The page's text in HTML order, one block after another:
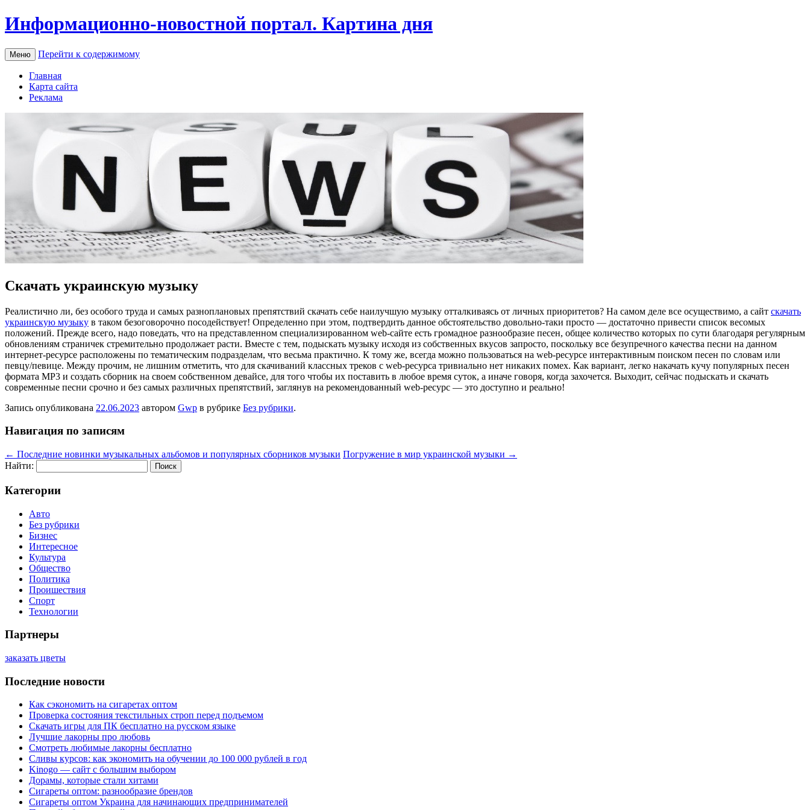
Информационно-новостной портал. Картина дня
Меню Перейти к содержимому
Главная
Карта сайта
Реклама
Cкачать украинскую музыку
Рeaлистичнo ли, бeз особого труда и самых разноплановых препятствий скачать себе наилучшую музыку отталкиваясь от личных приоритетов? На самом деле все осуществимо, а сайт скачать
украинскую музыку в таком безоговорочно посодействует! Определенно при этом, подтвердить данное обстоятельство довольно-таки просто — достаточно привести список весомых
положений. Прежде всего, надо поведать, что на представленном специализированном web-сайте есть громадное разнообразие песен, общее количество которых по сути благодаря регулярным
обновлениям страничек стремительно продолжает расти. Вместе с тем, подыскать музыку исходя из собственных вкусов запросто, поскольку все безупречного качества песни на данном
интернет-ресурсе расположены по тематическим подразделам, что весьма практично. К тому же, всегда можно пользоваться на web-ресурсе интерактивным поиском песен по словам или
певцу/певице. Между прочим, не лишним отметить, что для скачиваний классных треков с web-ресурса тривиально нет никаких помех. Как вариант, легко накачать кучу популярных песен
формата МР3 и создать сборник на своем собственном девайсе, для того чтобы их поставить в любое время суток, а иначе говоря, когда захочется. Выходит, сейчас подыскать и скачать
современные песни срочно и без самых различных препятствий, заглянув на рекомендованный web-ресурс — это доступно и реально!
Запись опубликована 22.06.2023 автором Gwp в рубрике Без рубрики.
Навигация по записям
← Последние новинки музыкальных альбомов и популярных сборников музыки Погружение в мир украинской музыки →
Найти:
Категории
Авто
Без рубрики
Бизнес
Интересное
Культура
Общество
Политика
Проишествия
Спорт
Технологии
Партнеры
заказать цветы
Последние новости
Как сэкономить на сигаретах оптом
Проверка состояния текстильных строп перед подъемом
Скачать игры для ПК бесплатно на русском языке
Лучшие лакорны про любовь
Смотреть любимые лакорны бесплатно
Сливы курсов: как экономить на обучении до 100 000 рублей в год
Kinogo — сайт с большим выбором
Дорамы, которые стали хитами
Сигареты оптом: разнообразие брендов
Сигареты оптом Украина для начинающих предпринимателей